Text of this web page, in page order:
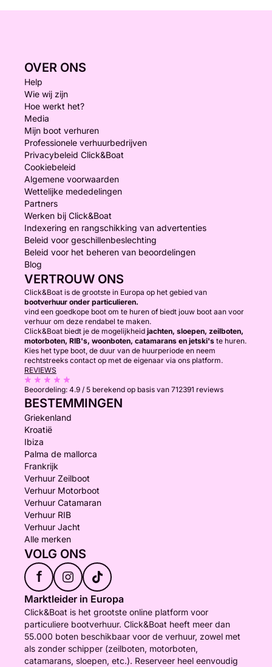
OVER ONS
Help
Wie wij zijn
Hoe werkt het?
Media
Mijn boot verhuren
Professionele verhuurbedrijven
Privacybeleid Click&Boat
Cookiebeleid
Algemene voorwaarden
Wettelijke mededelingen
Partners
Werken bij Click&Boat
Indexering en rangschikking van advertenties
Beleid voor geschillenbeslechting
Beleid voor het beheren van beoordelingen
Blog
VERTROUW ONS
Click&Boat is de grootste in Europa op het gebied van
bootverhuur onder particulieren.
vind een goedkope boot om te huren of biedt jouw boot aan voor
verhuur om deze rendabel te maken.
Click&Boat biedt je de mogelijkheid jachten, sloepen, zeilboten,
motorboten, RIB's, woonboten, catamarans en jetski's te huren.
Kies het type boot, de duur van de huurperiode en neem
rechtstreeks contact op met de eigenaar via ons platform.
REVIEWS
Beoordeling: 4.9 / 5 berekend op basis van 712391 reviews
BESTEMMINGEN
Griekenland
Kroatië
Ibiza
Palma de mallorca
Frankrijk
Verhuur Zeilboot
Verhuur Motorboot
Verhuur Catamaran
Verhuur RIB
Verhuur Jacht
Alle merken
VOLG ONS
f
Marktleider in Europa
Click&Boat is het grootste online platform voor
particuliere bootverhuur. Click&Boat heeft meer dan
55.000 boten beschikbaar voor de verhuur, zowel met
als zonder schipper (zeilboten, motorboten,
catamarans, sloepen, etc.). Reserveer heel eenvoudig